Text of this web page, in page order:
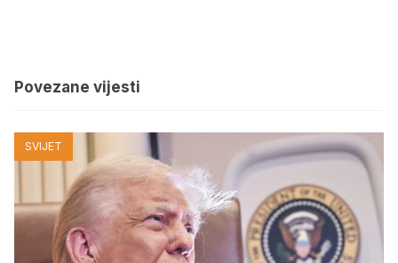
Povezane vijesti
SVIJET